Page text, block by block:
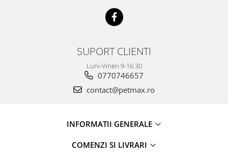
SUPORT CLIENTI
Luni-Vineri 9-16:30
0770746657
contact@petmax.ro
INFORMATII GENERALE
COMENZI SI LIVRARI